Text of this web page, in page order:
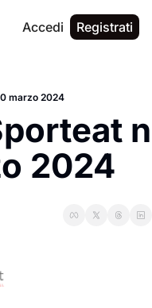
Accedi Registrati
marzo 2024
n
2024